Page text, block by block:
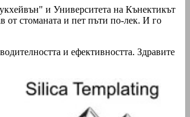
и Университета на Кънектикът
от стоманата и пет пъти по-лек. И го
и ефективността. Здравите